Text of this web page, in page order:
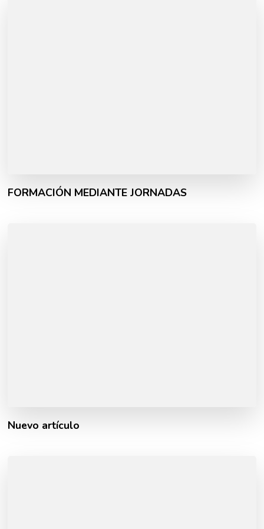
FORMACIÓN MEDIANTE JORNADAS
Nuevo artículo